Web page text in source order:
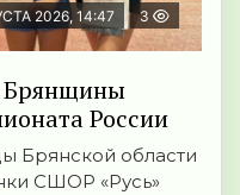
2026, 14:47 3
Брянщины
России
Брянской области
СШОР «Русь»